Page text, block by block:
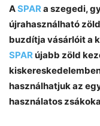
ASPARa szegedi,
újrahasználható
buzdítja vásárlóit a
SPARújabb zöld
használhatjuk az
használatos